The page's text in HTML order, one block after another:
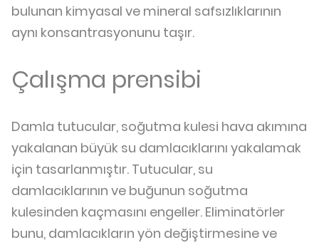
bulunan kimyasal ve mineral safsızlıklarının
aynı konsantrasyonunu taşır.
Çalışma prensibi
Damla tutucular, soğutma kulesi hava akımına
yakalanan büyük su damlacıklarını yakalamak
için tasarlanmıştır. Tutucular, su
damlacıklarının ve buğunun soğutma
kulesinden kaçmasını engeller. Eliminatörler
bunu, damlacıkların yön değiştirmesine ve